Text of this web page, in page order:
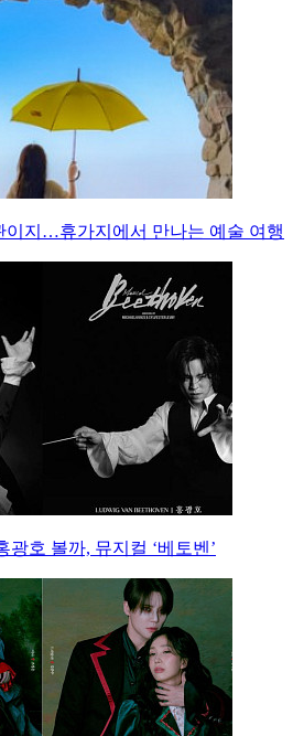
이지…휴가지에서 만나는 예술 여행
광호 볼까, 뮤지컬 ‘베토벤’